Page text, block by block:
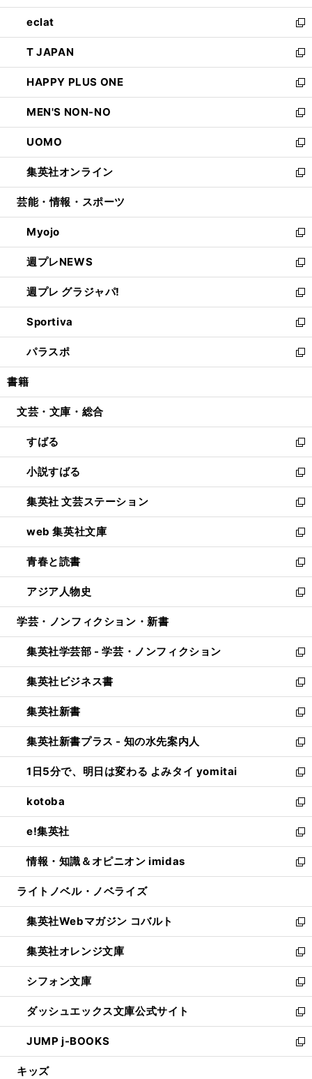
開
く
ウ
で
開
く
ン
ド
ウ
で
開
く
ウ
ィ
ン
ド
ウ
で
開
く
し
い
ウ
ィ
ン
ド
ウ
で
開
く
eclat
新
し
い
ウ
ィ
ン
ド
ウ
で
開
く
T JAPAN
新
し
い
ウ
ィ
ン
ド
ウ
で
開
HAPPY PLUS ONE
新
し
い
ウ
ィ
ン
ド
ウ
開
く
MEN'S NON-NO
新
し
い
ウ
ィ
ン
ウ
で
開
く
UOMO
新
し
い
ウ
ン
ド
ウ
で
開
く
集英社オンライン
新
し
ウ
ィ
ン
ド
ウ
で
開
く
芸能・情報・スポーツ
Myojo
新
し
い
ウ
ィ
ン
ド
ウ
で
開
週プレNEWS
新
し
い
ウ
ィ
ン
ド
ウ
開
週プレ グラジャパ!
新
し
い
ウ
ィ
ン
ウ
開
く
Sportiva
新
し
い
ウ
ン
ウ
で
開
く
パラスポ
新
し
ウ
ン
ド
ウ
で
開
く
書籍
文芸・文庫・総合
すばる
新
し
い
ウ
ィ
ン
ド
ウ
で
開
く
小説すばる
新
し
い
ウ
ィ
ン
ド
ウ
で
開
集英社 文芸ステーション
新
し
い
ウ
ィ
ン
ド
ウ
開
く
web 集英社文庫
新
し
い
ウ
ィ
ン
ウ
で
開
く
青春と読書
新
し
い
ウ
ン
ド
ウ
で
開
く
アジア人物史
新
し
ウ
ィ
ン
ド
ウ
で
開
く
学芸・ノンフィクション・新書
集英社学芸部 - 学芸・ノンフィクション
新
し
い
ウ
ィ
ン
ド
ウ
で
開
く
集英社ビジネス書
新
し
い
ウ
ィ
ン
ド
ウ
で
開
く
集英社新書
新
し
い
ウ
ィ
ン
ド
ウ
で
開
く
集英社新書プラス - 知の水先案内人
新
し
い
ウ
ィ
ン
ド
ウ
で
開
1日5分で、明日は変わる よみタイ yomitai
新
し
い
ウ
ィ
ン
ド
ウ
開
く
kotoba
新
し
い
ウ
ィ
ン
ウ
で
開
く
e!集英社
新
し
い
ウ
ン
ド
ウ
で
開
く
情報・知識＆オピニオン imidas
新
し
ウ
ィ
ン
ド
ウ
で
開
く
ライトノベル・ノベライズ
集英社Webマガジン コバルト
新
し
い
ウ
ィ
ン
ド
ウ
で
開
集英社オレンジ文庫
新
し
い
ウ
ィ
ン
ド
ウ
シフォン文庫
新
し
い
ウ
ィ
ン
ダッシュエックス文庫公式サイト
新
し
い
ウ
JUMP j-BOOKS
新
し
キッズ